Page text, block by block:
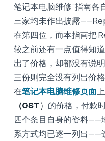
笔记本电脑维修”指南各
三家均未作出披露
在第四位，而本指南把
较之前还有一点值得知
出了价格，却都没有说
三份则完全没有列出价
在笔记本电脑维修页面
（GST） 的价格，付款
四个条目自身的资料——
系方式均已逐一列出——